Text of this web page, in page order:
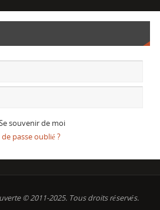
souvenir de moi
passe oublié ?
© 2011-2025. Tous droits réservés.